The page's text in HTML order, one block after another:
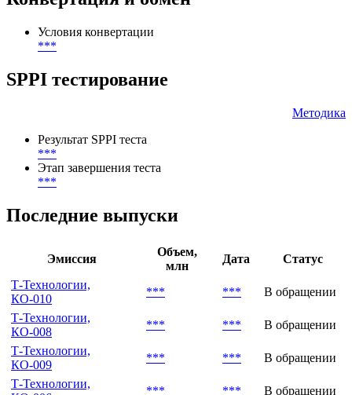
Условия конвертации
***
SPPI тестирование
Методика
Результат SPPI теста
***
Этап завершения теста
***
Последние выпуски
Эмиссия
Объем,
млн
Дата
Статус
Т-Технологии,
КО-010
*** ***
В обращении
Т-Технологии,
КО-008
*** ***
В обращении
Т-Технологии,
КО-009
*** ***
В обращении
Т-Технологии,
*** ***
В обращении